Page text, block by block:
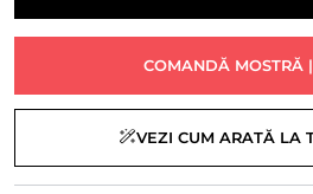
COMANDĂ MOSTRĂ
VEZI CUM ARATĂ LA